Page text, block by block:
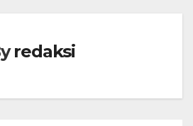
redaksi